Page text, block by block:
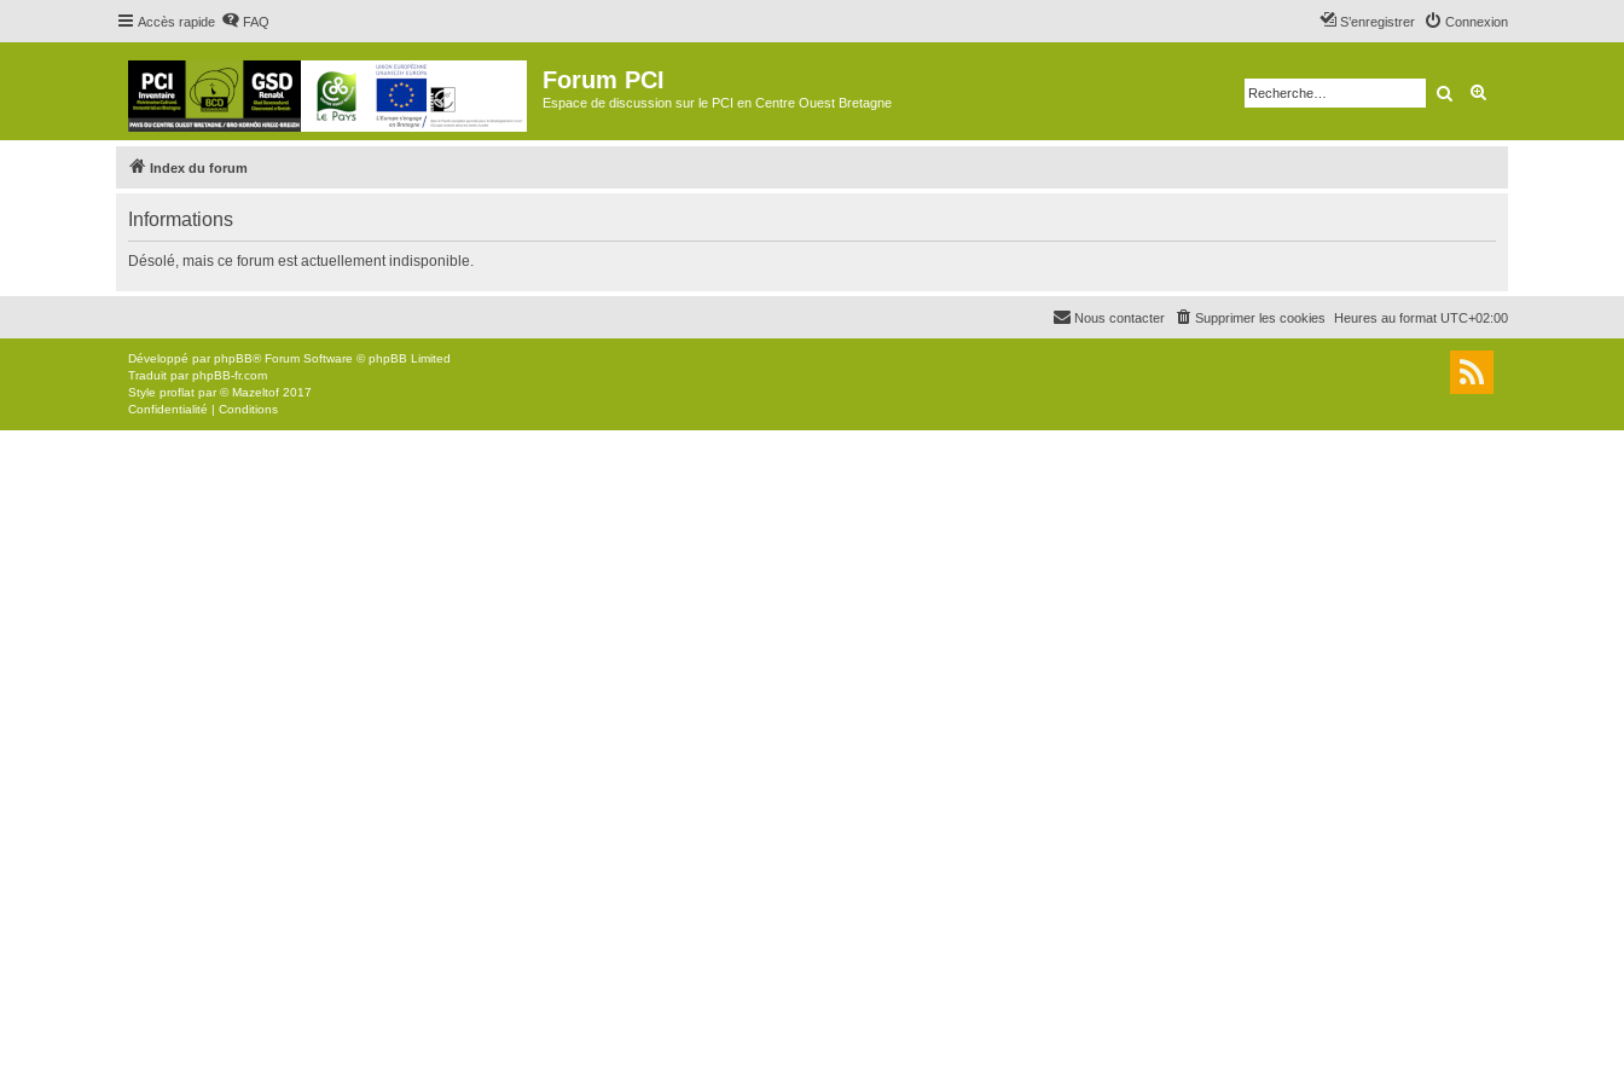
Accès rapide FAQ Connexion
S’enregistrer
Forum PCI
Espace de discussion sur le PCI en Centre Ouest Bretagne Rechercher
Index du forum
Informations
Désolé, mais ce forum est actuellement indisponible.
Heures au format UTC+02:00
Supprimer les cookies
Nous contacter
Développé parphpBB® Forum Software © phpBB Limited
Traduit parphpBB-fr.com
Style proflat par ©Mazeltof 2017
Confidentialité | Conditions